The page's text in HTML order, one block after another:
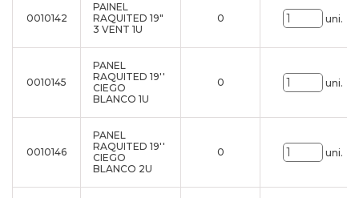
0010142
PAINEL
RAQUITED 19"
3 VENT 1U
0 uni.
0010145
PANEL
RAQUITED 19''
CIEGO
BLANCO 1U
0 uni.
0010146
PANEL
RAQUITED 19''
CIEGO
BLANCO 2U
0 uni.